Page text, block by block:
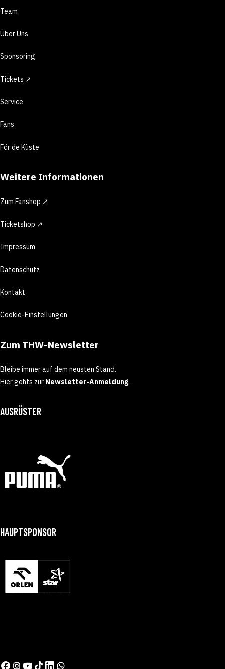
Team
Über Uns
Sponsoring
Tickets ↗
Service
Fans
För de Küste
Weitere Informationen
Zum Fanshop ↗
Ticketshop ↗
Impressum
Datenschutz
Kontakt
Cookie-Einstellungen
Zum THW-Newsletter
Bleibe immer auf dem neusten Stand.
Hier gehts zur Newsletter-Anmeldung.
AUSRÜSTER
HAUPTSPONSOR